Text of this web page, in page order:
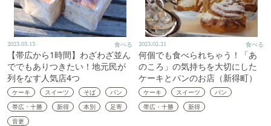
2023.03.13 食べる
【帯広から1時間】わざわざ並ん
ででもありつきたい！地元民が
列をなす人気店4つ
ケーキ スイーツ そば
パン
帯広・十勝
新得 本別
足寄
音更
2023.02.21 食べる
何個でも食べられちゃう！「あ
のころ」の気持ちを大切にした
ケーキとパンのお店（新得町）
ケーキ スイーツ
パン
帯広・十勝
新得